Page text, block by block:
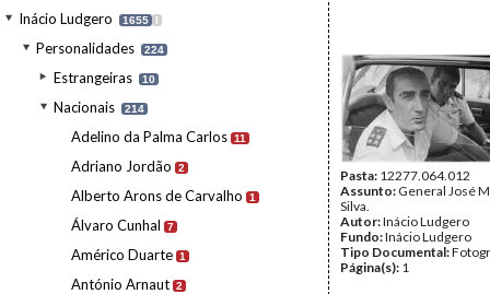
Inácio Ludgero 1655 I
Personalidades 224
Estrangeiras 10
Nacionais 214
Adelino da Palma Carlos 11
Adriano Jordão 2
Alberto Arons de Carvalho 1
Álvaro Cunhal 7
Américo Duarte 1
António Arnaut 2
Pasta: 12277.064.012
Assunto: General José
Silva.
Autor:Inácio Ludgero
Fundo:Inácio Ludgero
Tipo Documental:
Página(s): 1